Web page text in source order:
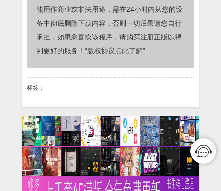
能用作商业或非法用途，需在24小时内从您的设
备中彻底删除下载内容，否则一切后果请您自行
承担，如果您喜欢该程序，请购买注册正版以得
到更好的服务！ “版权协议点此了解”
标签：